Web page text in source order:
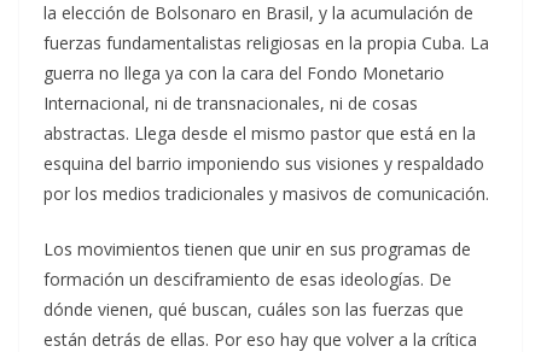
la elección de Bolsonaro en Brasil, y la acumulación de
fuerzas fundamentalistas religiosas en la propia Cuba. La
guerra no llega ya con la cara del Fondo Monetario
Internacional, ni de transnacionales, ni de cosas
abstractas. Llega desde el mismo pastor que está en la
esquina del barrio imponiendo sus visiones y respaldado
por los medios tradicionales y masivos de comunicación.
Los movimientos tienen que unir en sus programas de
formación un desciframiento de esas ideologías. De
dónde vienen, qué buscan, cuáles son las fuerzas que
están detrás de ellas. Por eso hay que volver a la crítica